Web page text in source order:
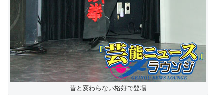
昔と変わらない格好で登場